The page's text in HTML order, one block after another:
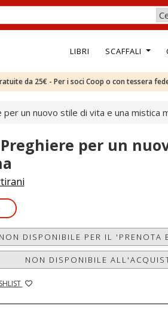
LIBRI SCAFFALI
da 25€ - Per i soci Coop o con tessera
per un nuovo stile di vita e una mistica
per un
NON DISPONIBILE PER IL 'PRENOTA
NON DISPONIBILE